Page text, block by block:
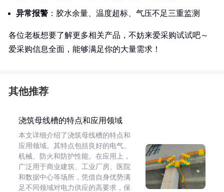
异常报警 ：胶水余量、温度超标、气压不足三重监测
各位老板想要了解更多相关产品，不妨来爱采购试试吧～
爱采购信息全面，能够满足你的大量需求！
其他推荐
浇筑母线槽的特点和应用领域
本文详细介绍了浇筑母线槽的特点和
应用领域。其特点包括良好的电气、
机械、防火和防护性能。在应用上，
广泛用于商业建筑、工业厂房、医院
和数据中心等场所，凭借自身优势满
足不同领域对电力供应的高要求，保